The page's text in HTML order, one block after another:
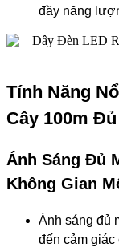
đầy năng
Tính Năng
Cây 100m
Ánh Sáng Đủ
Không Gian
Ánh sáng đủ
đến cảm giác